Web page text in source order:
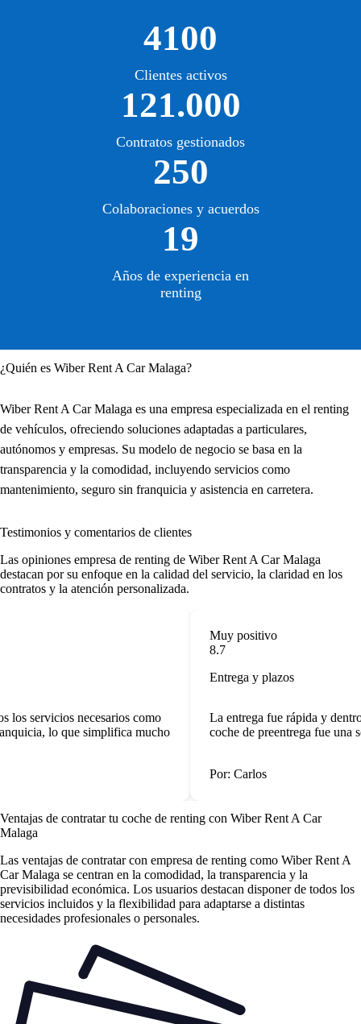
4100
Clientes activos
121.000
Contratos gestionados
250
Colaboraciones y acuerdos
19
Años de experiencia en
renting
¿Quién es Wiber Rent A Car Malaga?
Wiber Rent A Car Malaga es una empresa especializada en el renting
de vehículos, ofreciendo soluciones adaptadas a particulares,
autónomos y empresas. Su modelo de negocio se basa en la
transparencia y la comodidad, incluyendo servicios como
mantenimiento, seguro sin franquicia y asistencia en carretera.
Testimonios y comentarios de clientes
Las opiniones empresa de renting de Wiber Rent A Car Malaga
destacan por su enfoque en la calidad del servicio, la claridad en los
contratos y la atención personalizada.
los servicios necesarios como
lo que simplifica mucho
Muy positivo
8.7
Entrega y plazos
La entrega fue rápida y
coche de preentrega fue una
Por: Carlos
Ventajas de contratar tu coche de renting con Wiber Rent A Car
Malaga
Las ventajas de contratar con empresa de renting como Wiber Rent A
Car Malaga se centran en la comodidad, la transparencia y la
previsibilidad económica. Los usuarios destacan disponer de todos los
servicios incluidos y la flexibilidad para adaptarse a distintas
necesidades profesionales o personales.